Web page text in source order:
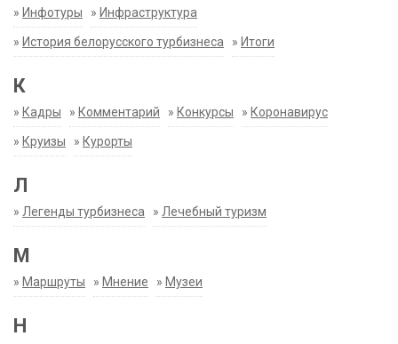
» Инфотуры » Инфраструктура
» История белорусского турбизнеса » Итоги
К
» Кадры » Комментарий » Конкурсы » Коронавирус
» Круизы » Курорты
Л
» Легенды турбизнеса » Лечебный туризм
М
» Маршруты » Мнение » Музеи
Н